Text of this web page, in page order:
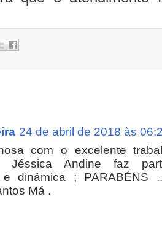
24 de abril de 2018 às
com o excelente
Jéssica Andine faz
e dinâmica ; PARABÉNS
Má .